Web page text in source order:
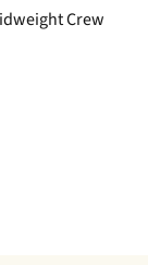
Crew